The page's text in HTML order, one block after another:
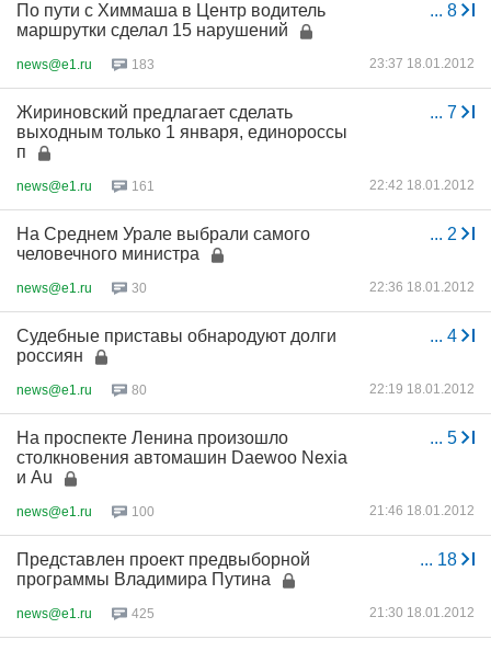
... 8
По пути с Химмаша в Центр водитель
маршрутки сделал 15 нарушений
news@e1.ru 183 23:37 18.01.2012
... 7
Жириновский предлагает сделать
выходным только 1 января, единороссы
п
news@e1.ru 161 22:42 18.01.2012
... 2
На Среднем Урале выбрали самого
человечного министра
news@e1.ru 30 22:36 18.01.2012
... 4
Судебные приставы обнародуют долги
россиян
news@e1.ru 80 22:19 18.01.2012
... 5
На проспекте Ленина произошло
столкновения автомашин Daewoo Nexia
и Au
news@e1.ru 100 21:46 18.01.2012
... 18
Представлен проект предвыборной
программы Владимира Путина
news@e1.ru 425 21:30 18.01.2012